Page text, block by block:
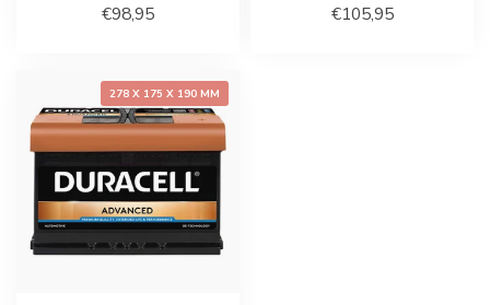
€98,95 €105,95
278 X 175 X 190 MM